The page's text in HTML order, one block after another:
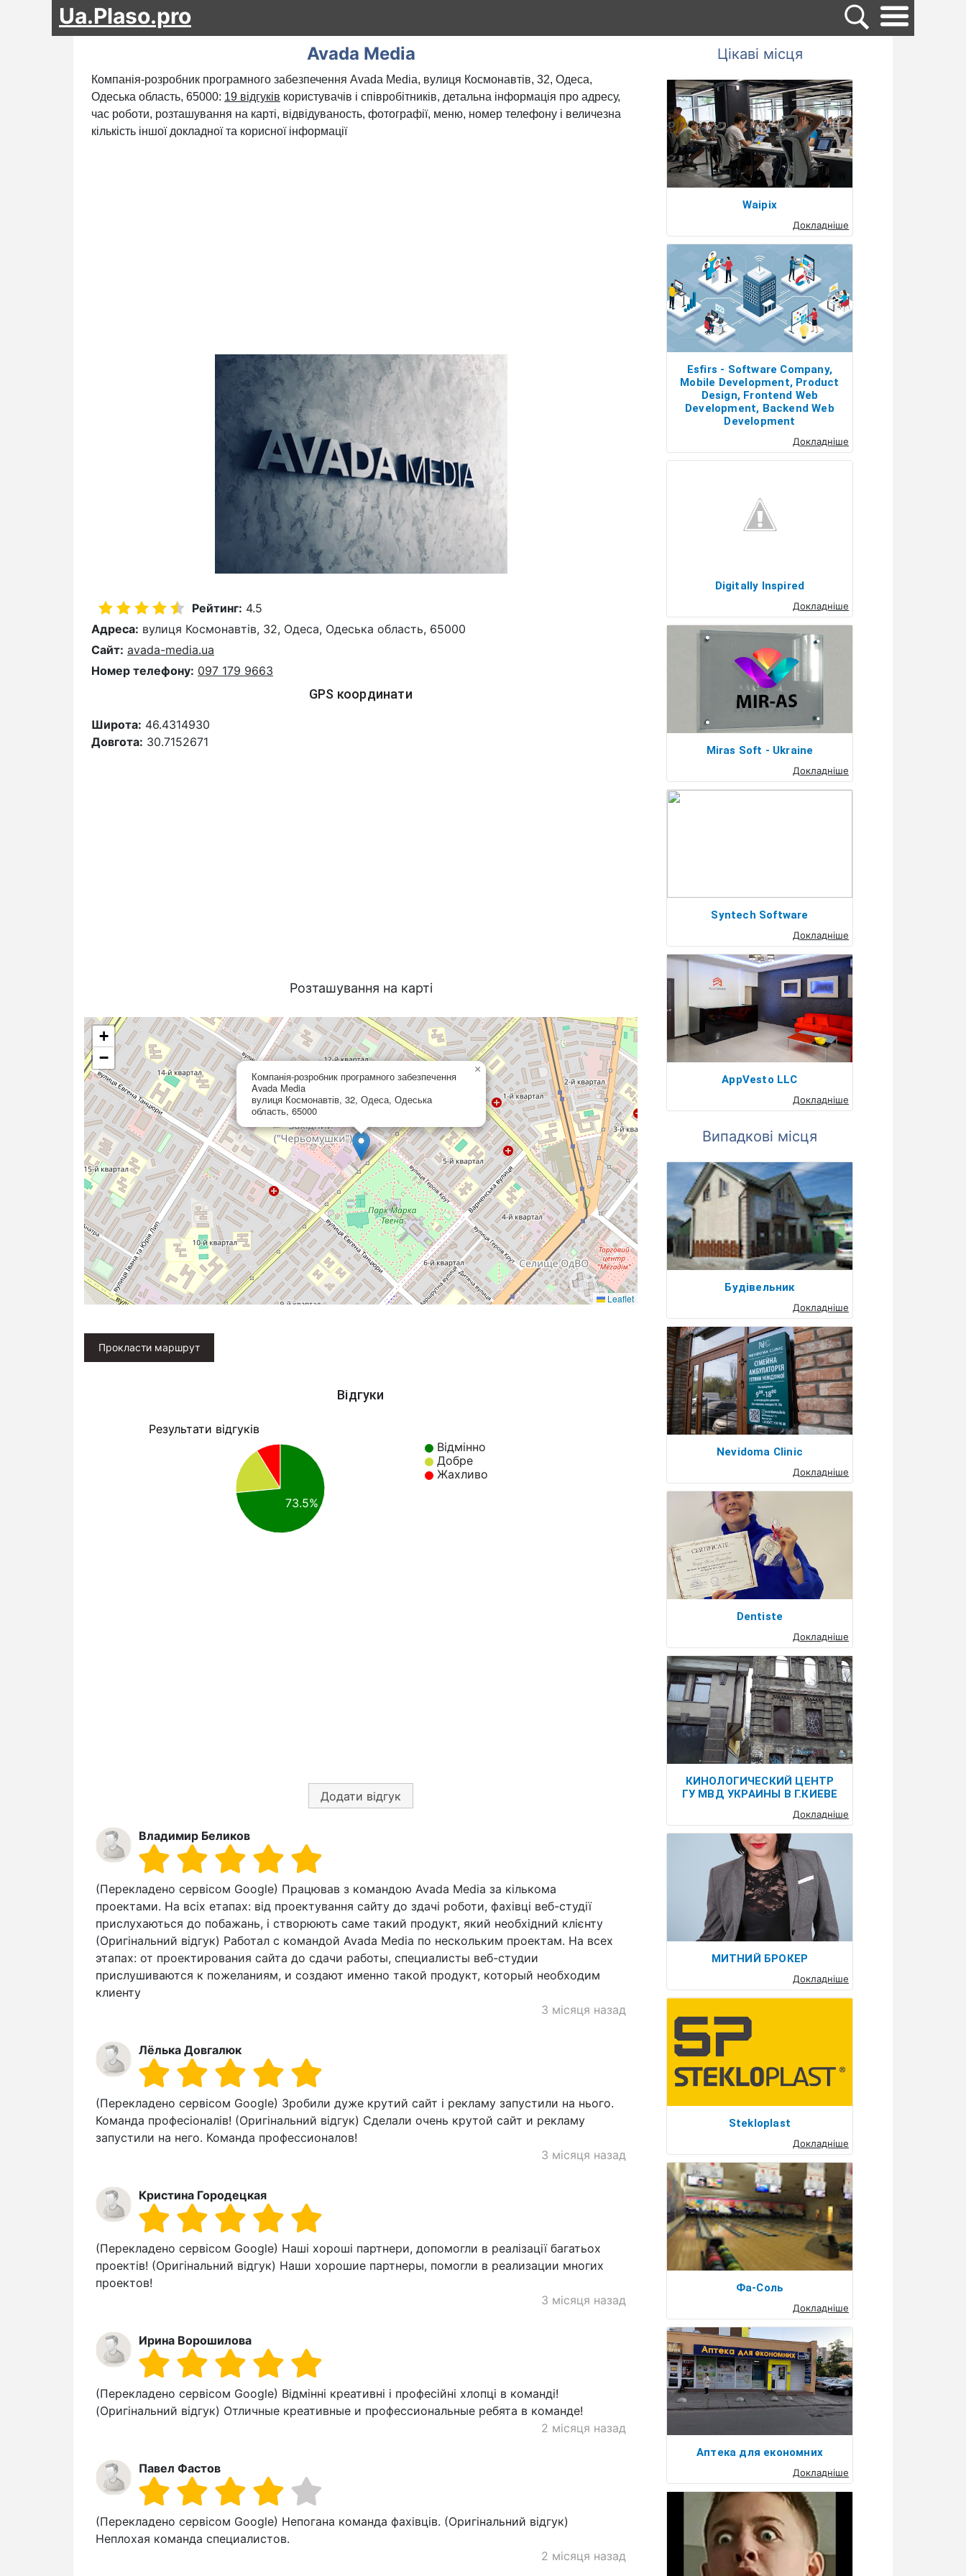
Ua.Plaso.pro
Avada Media
Компанія-розробник програмного забезпечення Avada Media, вулиця Космонавтів, 32, Одеса,
Одеська область, 65000: 19 відгуків користувачів і співробітників, детальна інформація про адресу,
час роботи, розташування на карті, відвідуваность, фотографії, меню, номер телефону і величезна
кількість іншої докладної та корисної інформації
Рейтинг: 4.5
Адреса: вулиця Космонавтів, 32, Одеса, Одеська область, 65000
Сайт: avada-media.ua
Номер телефону: 097 179 9663
GPS координати
Широта: 46.4314930
Довгота: 30.7152671
Розташування на карті
Компанія-розробник програмного забезпечення
Avada Media
вулиця Космонавтів, 32, Одеса, Одеська
область, 65000
×
+
−
Leaflet
Прокласти маршрут
Відгуки
Результати відгуків
Відмінно
Добре
Жахливо
73.5%
Додати відгук
Владимир Беликов
(Перекладено сервісом Google) Працював з командою Avada Media за кількома
проектами. На всіх етапах: від проектування сайту до здачі роботи, фахівці веб-студії
прислухаються до побажань, і створюють саме такий продукт, який необхідний клієнту
(Оригінальний відгук) Работал с командой Avada Media по нескольким проектам. На всех
этапах: от проектирования сайта до сдачи работы, специалисты веб-студии
прислушиваются к пожеланиям, и создают именно такой продукт, который необходим
клиенту
3 місяця назад
Лёлька Довгалюк
(Перекладено сервісом Google) Зробили дуже крутий сайт і рекламу запустили на нього.
Команда професіоналів! (Оригінальний відгук) Сделали очень крутой сайт и рекламу
запустили на него. Команда профессионалов!
3 місяця назад
Кристина Городецкая
(Перекладено сервісом Google) Наші хороші партнери, допомогли в реалізації багатьох
проектів! (Оригінальний відгук) Наши хорошие партнеры, помогли в реализации многих
проектов!
3 місяця назад
Ирина Ворошилова
(Перекладено сервісом Google) Відмінні креативні і професійні хлопці в команді!
(Оригінальний відгук) Отличные креативные и профессиональные ребята в команде!
2 місяця назад
Павел Фастов
(Перекладено сервісом Google) Непогана команда фахівців. (Оригінальний відгук)
Неплохая команда специалистов.
2 місяця назад
Цікаві місця
Waipix
Докладніше
Esfirs - Software Company,
Mobile Development, Product
Design, Frontend Web
Development, Backend Web
Development
Докладніше
Digitally Inspired
Докладніше
Miras Soft - Ukraine
Докладніше
Syntech Software
Докладніше
AppVesto LLC
Докладніше
Випадкові місця
Будівельник
Докладніше
Nevidoma Clinic
Докладніше
Dentiste
Докладніше
КИНОЛОГИЧЕСКИЙ ЦЕНТР
ГУ МВД УКРАИНЫ В Г.КИЕВЕ
Докладніше
МИТНИЙ БРОКЕР
Докладніше
Stekloplast
Докладніше
Фа-Соль
Докладніше
Аптека для економних
Докладніше